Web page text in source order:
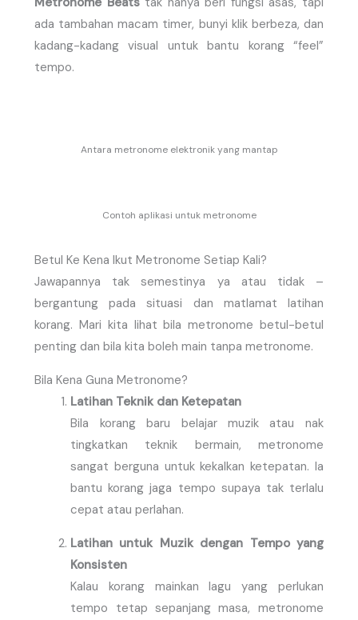
ada tambahan macam timer, bunyi klik berbeza, dan
kadang-kadang visual untuk bantu korang “feel”
tempo.
Antara metronome elektronik yang mantap
Contoh aplikasi untuk metronome
Betul Ke Kena Ikut Metronome Setiap Kali?
Jawapannya tak semestinya ya atau tidak –
bergantung pada situasi dan matlamat latihan
korang. Mari kita lihat bila metronome betul-betul
penting dan bila kita boleh main tanpa metronome.
Bila Kena Guna Metronome?
Latihan Teknik dan Ketepatan
Bila korang baru belajar muzik atau nak
tingkatkan teknik bermain, metronome
sangat berguna untuk kekalkan ketepatan. Ia
bantu korang jaga tempo supaya tak terlalu
cepat atau perlahan.
Latihan untuk Muzik dengan Tempo yang
Konsisten
Kalau korang mainkan lagu yang perlukan
tempo tetap sepanjang masa, metronome